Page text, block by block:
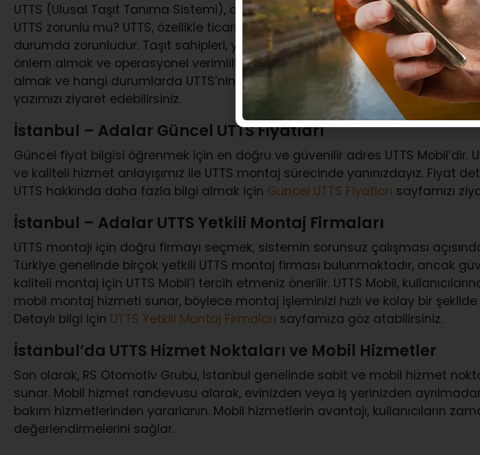
UTTS (Ulusal Taşıt Tanıma Sistemi), araç sahipleri için büyük kolaylık
UTTS zorunlu mu? UTTS, özellikle ticari araçlar ve büyük filolar için önemli
durumda zorunludur. Taşıt sahipleri, yakıt tüketimini kontrol altına almak, kayıt
önlem almak ve operasyonel verimliliği artırmak için bu sistemi tercih
almak ve hangi durumlarda UTTS’nin zorunlu olduğunu öğrenmek için
UTTS
yazımızı ziyaret edebilirsiniz.
İstanbul – Adalar Güncel UTTS Fiyatları
Güncel fiyat bilgisi öğrenmek için en doğru ve güvenilir adres UTTS Mobil’dir.
ve kaliteli hizmet anlayışımız ile UTTS montaj sürecinde yanınızdayız. Fiyat
UTTS hakkında daha fazla bilgi almak için Güncel UTTS Fiyatları sayfamızı
İstanbul – Adalar UTTS Yetkili Montaj Firmaları
UTTS montajı için doğru firmayı seçmek, sistemin sorunsuz çalışması
Türkiye genelinde birçok yetkili UTTS montaj firması bulunmaktadır, ancak
kaliteli montaj için UTTS Mobil’i tercih etmeniz önerilir. UTTS Mobil,
mobil montaj hizmeti sunar, böylece montaj işleminizi hızlı ve kolay bir
Detaylı bilgi için UTTS Yetkili Montaj Firmaları sayfamıza göz atabilirsiniz.
İstanbul’da UTTS Hizmet Noktaları ve Mobil Hizmetler
Son olarak, RS Otomotiv Grubu, İstanbul genelinde sabit ve mobil hizmet
sunar. Mobil hizmet randevusu alarak, evinizden veya iş yerinizden
bakım hizmetlerinden yararlanın. Mobil hizmetlerin avantajı, kullanıcıların
değerlendirmelerini sağlar.